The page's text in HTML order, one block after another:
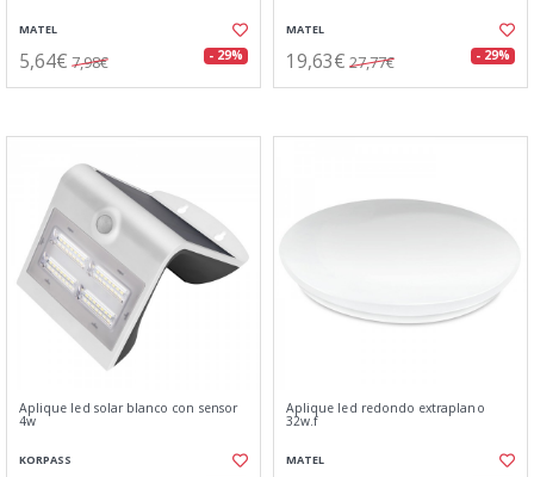
MATEL
5,64€ 7,98€ - 29%
MATEL
19,63€ 27,77€ - 29%
Aplique led solar blanco con sensor
4w
KORPASS
Aplique led redondo extraplano
32w.f
MATEL